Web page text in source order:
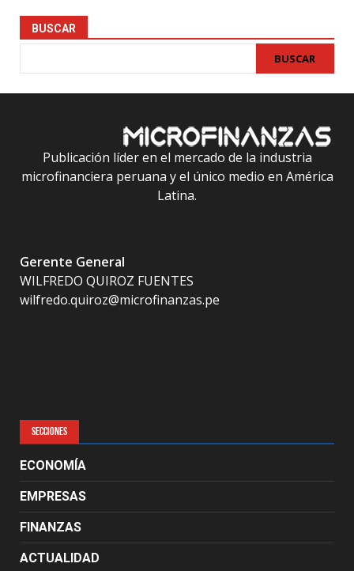
BUSCAR
BUSCAR
Publicación líder en el mercado de la industria
microfinanciera peruana y el único medio en América
Latina.
Gerente General
WILFREDO QUIROZ FUENTES
wilfredo.quiroz@microfinanzas.pe
SECCIONES
ECONOMÍA
EMPRESAS
FINANZAS
ACTUALIDAD